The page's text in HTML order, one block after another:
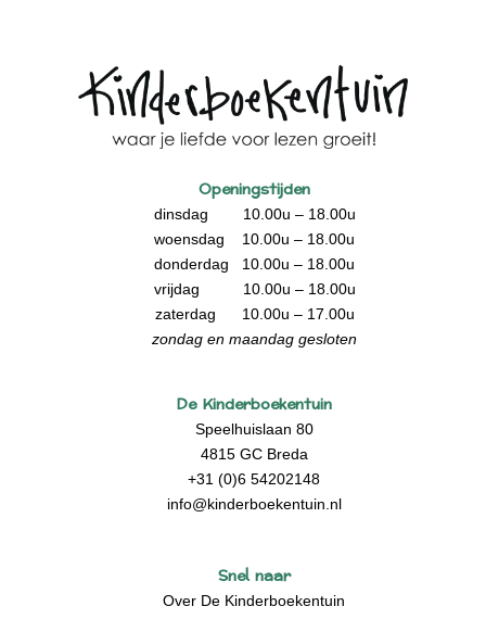
Openingstijden
dinsdag 10.00u – 18.00u
woensdag 10.00u – 18.00u
donderdag 10.00u – 18.00u
vrijdag 10.00u – 18.00u
zaterdag 10.00u – 17.00u
zondag en maandag gesloten
De Kinderboekentuin
Speelhuislaan 80
4815 GC Breda
+31 (0)6 54202148
info@kinderboekentuin.nl
Snel naar
Over De Kinderboekentuin